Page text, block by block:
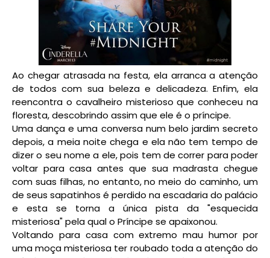
Ao chegar atrasada na festa, ela arranca a atenção
de todos com sua beleza e delicadeza. Enfim, ela
reencontra o cavalheiro misterioso que conheceu na
floresta, descobrindo assim que ele é o príncipe.
Uma dança e uma conversa num belo jardim secreto
depois, a meia noite chega e ela não tem tempo de
dizer o seu nome a ele, pois tem de correr para poder
voltar para casa antes que sua madrasta chegue
com suas filhas, no entanto, no meio do caminho, um
de seus sapatinhos é perdido na escadaria do palácio
e esta se torna a única pista da "esquecida
misteriosa" pela qual o Príncipe se apaixonou.
Voltando para casa com extremo mau humor por
uma moça misteriosa ter roubado toda a atenção do